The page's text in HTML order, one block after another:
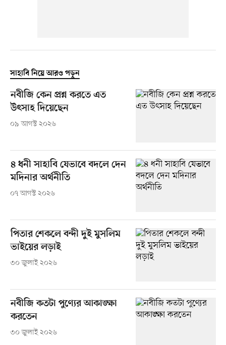
সাহাবি নিয়ে আরও পড়ুন
নবীজি কেন প্রশ্ন করতে এত
উৎসাহ দিয়েছেন
০৯ আগস্ট ২০২৬
৪ ধনী সাহাবি যেভাবে বদলে দেন
মদিনার অর্থনীতি
০৭ আগস্ট ২০২৬
পিতার শেকলে বন্দী দুই মুসলিম
ভাইয়ের লড়াই
৩০ জুলাই ২০২৬
নবীজি কতটা পুণ্যের আকাঙ্ক্ষা
করতেন
৩০ জুলাই ২০২৬